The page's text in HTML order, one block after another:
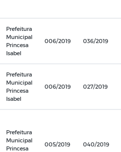
Prefeitura
Municipal
Princesa
Isabel
006/2019 036/2019
Prefeitura
Municipal
Princesa
Isabel
006/2019 027/2019
Prefeitura
Municipal
Princesa
005/2019 040/2019